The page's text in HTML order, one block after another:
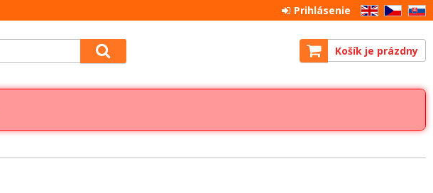
EN CZ SK
Prihlásenie
Košík je prázdny